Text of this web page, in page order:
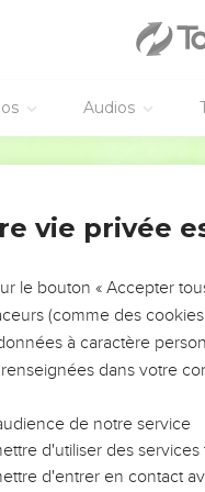
Audios
Dieu, j'ai continué
que ce que les
à croire
excellent Festus,
ces faits et je lui en
que cela s'est passé.
roi Agrippa ? Je sais que
vas bientôt me
ce soit pour bientôt ou
m'écoutent
vie privée
le bouton « Accepter
(comme des
à caractère
dans votre
de notre service
d'utiliser des
d'entrer en contact